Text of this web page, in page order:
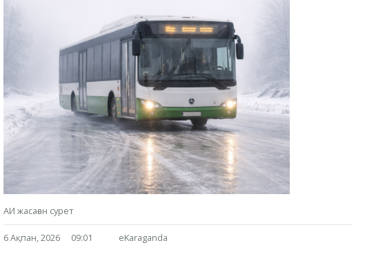
Қарағанды Картасы
Жолдарды жабу
Теміртау
Балқаш
Жезқазған
Қызметтер
Аудармашы
Анықтамалық
КӨЛІК КЕСТЕСІ
Автобус аялдамалары
Төтенше жағдайлар
қызметі
Компаниялар каталогы
алыңыз, оңай!
АИ жасаған сурет
6 Ақпан, 2026 09:01 eKaraganda